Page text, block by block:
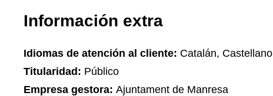
Información extra
Idiomas de atención al cliente: Catalán, Castellano
Titularidad: Público
Empresa gestora: Ajuntament de Manresa